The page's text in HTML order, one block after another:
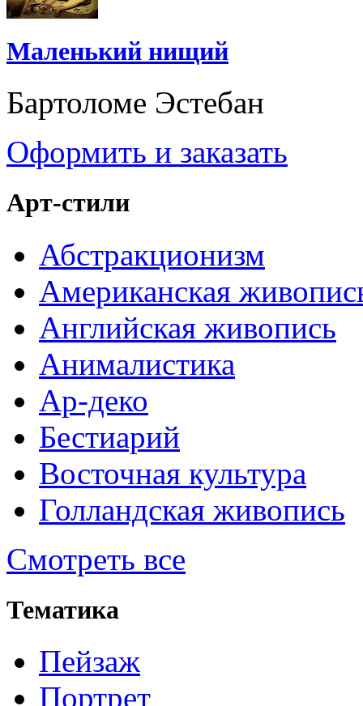
Маленький нищий
Бартоломе Эстебан
Оформить и заказать
Арт-стили
Абстракционизм
Американская
Английская живопись
Анималистика
Ар-деко
Бестиарий
Восточная культура
Голландская живопись
Смотреть все
Тематика
Пейзаж
Портрет